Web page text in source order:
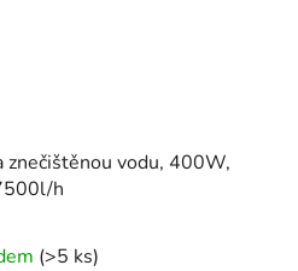
znečištěnou vodu, 400W,
h
(>5 ks)